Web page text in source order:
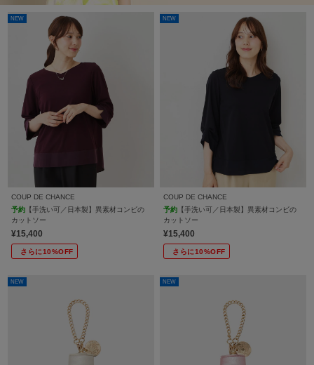
NEW
COUP DE CHANCE
予約 【手洗い可／日本製】異素材コンビの
カットソー
¥15,400
さらに10%OFF
NEW
COUP DE CHANCE
予約 【手洗い可／日本製】異素材コンビの
カットソー
¥15,400
さらに10%OFF
NEW NEW